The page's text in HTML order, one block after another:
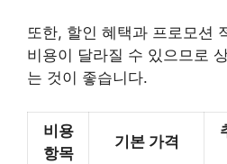
또한, 할인 혜택과 프로모션
비용이 달라질 수 있으므로
는 것이 좋습니다.
비용
항목
기본 가격